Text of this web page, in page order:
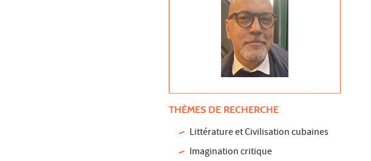
THÈMES DE RECHERCHE
Littérature et Civilisation cubaines
Imagination critique